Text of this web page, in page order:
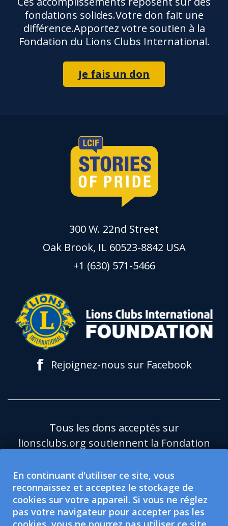
fondations solides.Votre don fait une
différence.Apportez votre soutien à la
Fondation du Lions Clubs International.
Je fais un don
En continuant d'utiliser ce site, vous
reconnaissez et acceptez le stockage de
cookies sur votre appareil. Si vous ne réglez
pas votre navigateur pour accepter pas les
300 W. 22nd Street
Oak Brook, IL 60523-8842 USA
+1 (630) 571-5466
f Rejoignez-nous sur Facebook
Tous les dons acceptés sur
lionsclubs.org soutiennent la Fondation
est une organisation caritative publique
501(c)(3) exonérée d'impôt.Le Lions
Clubs International (LCI) est une
organisation de protection sociale